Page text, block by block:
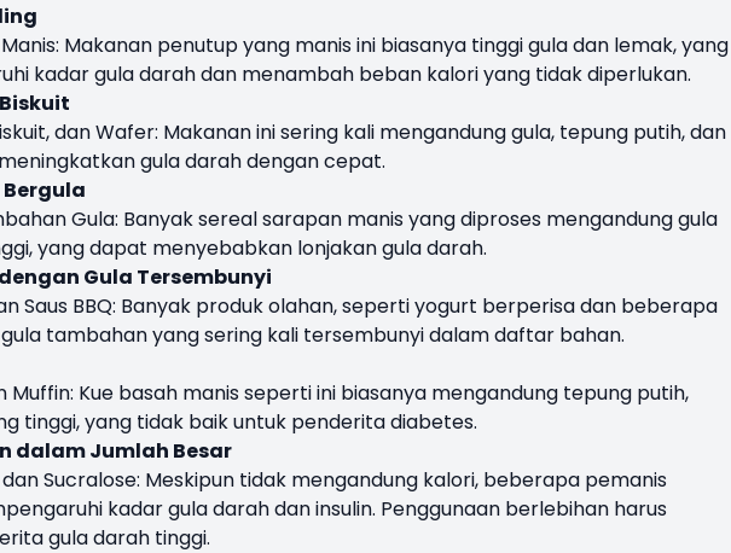
Manis: Makanan penutup yang manis ini biasanya tinggi gula dan lemak, yang
kadar gula darah dan menambah beban kalori yang tidak diperlukan.
dan Wafer: Makanan ini sering kali mengandung gula, tepung putih, dan
gula darah dengan cepat.
Bergula
Gula: Banyak sereal sarapan manis yang diproses mengandung gula
yang dapat menyebabkan lonjakan gula darah.
Gula Tersembunyi
Saus BBQ: Banyak produk olahan, seperti yogurt berperisa dan beberapa
tambahan yang sering kali tersembunyi dalam daftar bahan.
Muffin: Kue basah manis seperti ini biasanya mengandung tepung putih,
tinggi, yang tidak baik untuk penderita diabetes.
dalam Jumlah Besar
Sucralose: Meskipun tidak mengandung kalori, beberapa pemanis
kadar gula darah dan insulin. Penggunaan berlebihan harus
gula darah tinggi.